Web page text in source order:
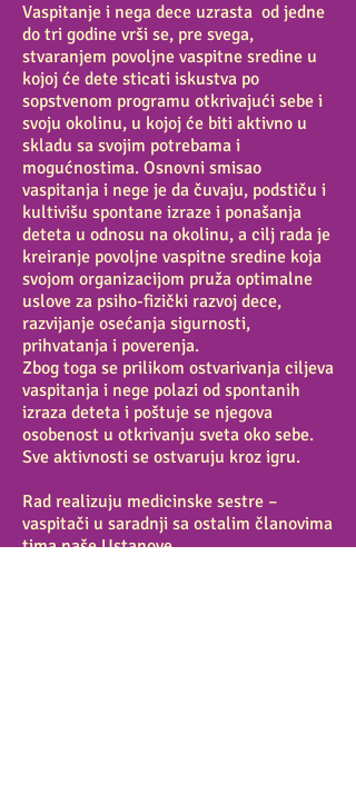
Vaspitanje i nega dece uzrasta od jedne
do tri godine vrši se, pre svega,
stvaranjem povoljne vaspitne sredine u
kojoj će dete sticati iskustva po
sopstvenom programu otkrivajući sebe i
svoju okolinu, u kojoj će biti aktivno u
skladu sa svojim potrebama i
mogućnostima. Osnovni smisao
vaspitanja i nege je da čuvaju, podstiču i
kultivišu spontane izraze i ponašanja
deteta u odnosu na okolinu, a cilj rada je
kreiranje povoljne vaspitne sredine koja
svojom organizacijom pruža optimalne
uslove za psiho-fizički razvoj dece,
razvijanje osećanja sigurnosti,
prihvatanja i poverenja.
Zbog toga se prilikom ostvarivanja ciljeva
vaspitanja i nege polazi od spontanih
izraza deteta i poštuje se njegova
osobenost u otkrivanju sveta oko sebe.
Sve aktivnosti se ostvaruju kroz igru.
Rad realizuju medicinske sestre –
vaspitači u saradnji sa ostalim članovima
tima naše Ustanove.